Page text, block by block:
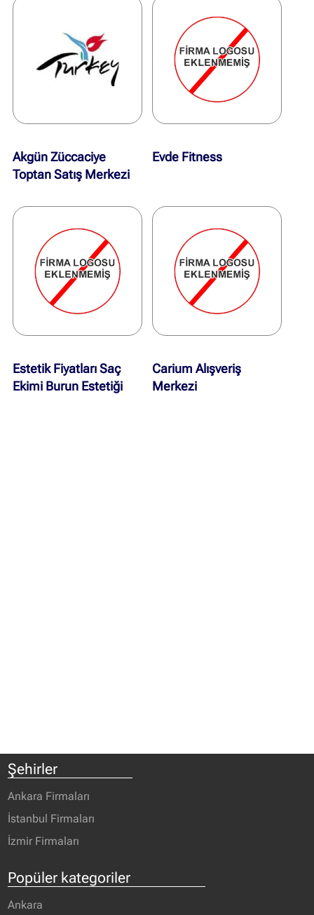
Akgün Züccaciye
Toptan Satış Merkezi
Evde Fitness
Estetik Fiyatları Saç
Ekimi Burun Estetiği
Carium Alışveriş
Merkezi
Şehirler
Ankara Firmaları
İstanbul Firmaları
İzmir Firmaları
Popüler kategoriler
Ankara